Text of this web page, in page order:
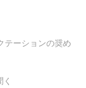
テーションの奨め